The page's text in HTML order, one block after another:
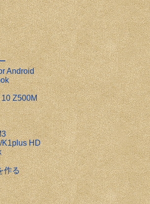
Android
Z500M
K1plus HD
作る